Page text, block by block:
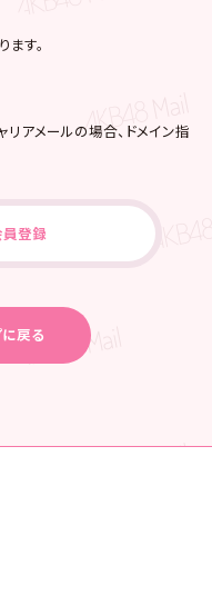
す。
アメールの場合、ドメイン指
登録
戻る